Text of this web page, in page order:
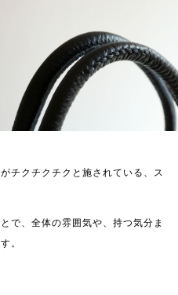
チクチクチクと施されている、ス
で、全体の雰囲気や、持つ気分ま
。